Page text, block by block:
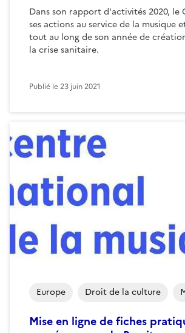
Dans son rapport d'activités 2020, le
ses actions au service de la musique
tout au long de son année de
la crise sanitaire.
Publié le23 juin 2021
Mise en ligne de fiches
Europe Droit de la culture